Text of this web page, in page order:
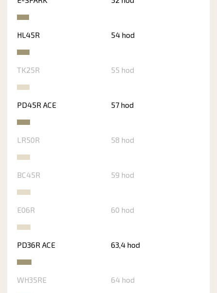
HL45R 54 hod
TK25R 55 hod
PD45R ACE 57 hod
LR50R 58 hod
BC45R 59 hod
E06R 60 hod
PD36R ACE 63,4 hod
WH35RE 64 hod